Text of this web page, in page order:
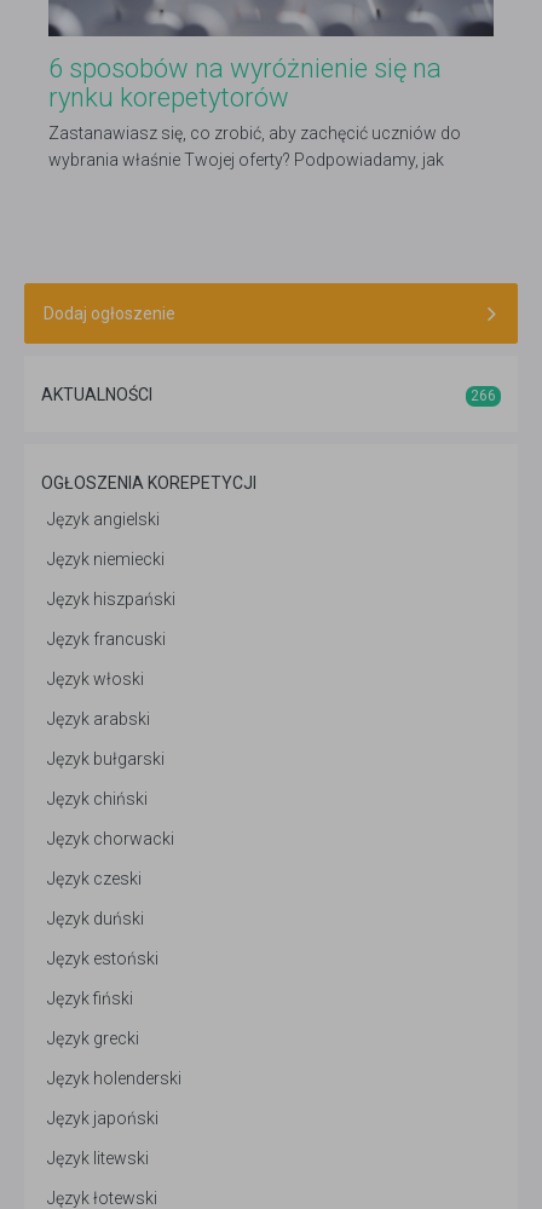
6 sposobów na wyróżnienie się na
rynku korepetytorów
Zastanawiasz się, co zrobić, aby zachęcić uczniów do
wybrania właśnie Twojej oferty? Podpowiadamy, jak
Dodaj ogłoszenie
AKTUALNOŚCI 266
OGŁOSZENIA KOREPETYCJI
Język angielski
Język niemiecki
Język hiszpański
Język francuski
Język włoski
Język arabski
Język bułgarski
Język chiński
Język chorwacki
Język czeski
Język duński
Język estoński
Język fiński
Język grecki
Język holenderski
Język japoński
Język litewski
Język łotewski